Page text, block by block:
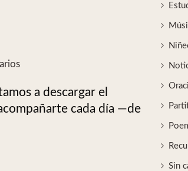
a descargar el
cada día —de
Sin